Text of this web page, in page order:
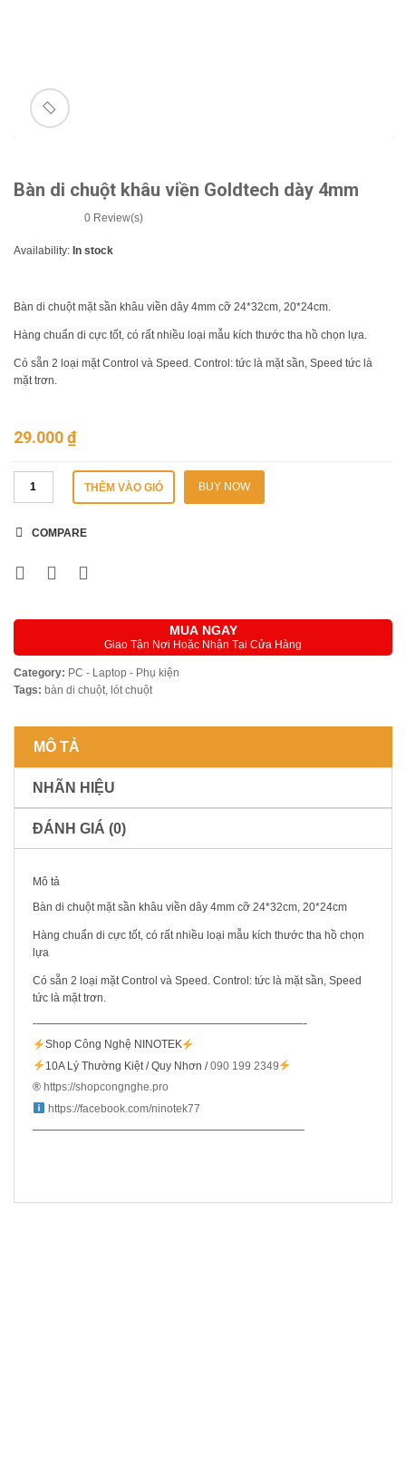
🔍
Bàn di chuột khâu viền Goldtech dày 4mm
0 Review(s)
Availability: In stock
Bàn di chuột mặt sần khâu viền dây 4mm cỡ 24*32cm, 20*24cm.
Hàng chuẩn di cực tốt, có rất nhiều loại mẫu kích thước tha hồ chọn lựa.
Có sẵn 2 loại mặt Control và Speed. Control: tức là mặt sần, Speed tức là
mặt trơn.
29.000₫
THÊM VÀO GIỎ BUY NOW
COMPARE
MUA NGAY
Giao Tận Nơi Hoặc Nhận Tại Cửa Hàng
Category: PC - Laptop - Phụ kiện
Tags: bàn di chuột lót chuột
MÔ TẢ
NHÃN HIỆU
ĐÁNH GIÁ (0)
Mô tả
Bàn di chuột mặt sần khâu viền dây 4mm cỡ 24*32cm, 20*24cm
Hàng chuẩn di cực tốt, có rất nhiều loại mẫu kích thước tha hồ chọn
lựa
Có sẵn 2 loại mặt Control và Speed. Control: tức là mặt sần, Speed
tức là mặt trơn.
-————————————————————————–-
Shop Công Nghệ NINOTEK
10A Lý Thường Kiệt / Quy Nhơn /090 199 2349
®️ https://shopcongnghe.pro
https://facebook.com/ninotek77
—————————————————————————